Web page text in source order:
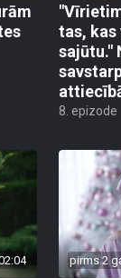
tas, kas
sajūtu."
8. epizode
pirms 2